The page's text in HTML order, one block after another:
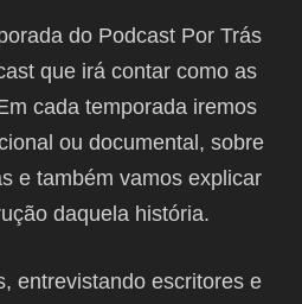
do Podcast Por Trás
que irá contar como as
cada temporada iremos
ou documental, sobre
e também vamos explicar
daquela história.
entrevistando escritores e